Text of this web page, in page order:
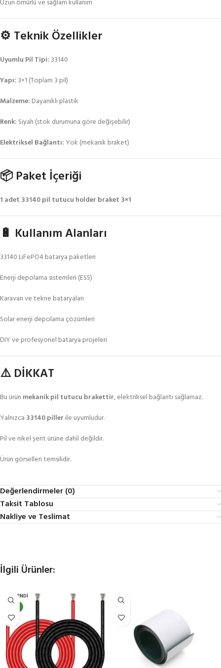
Uzun ömürlü ve sağlam kullanım
⚙️ Teknik Özellikler
Uyumlu Pil Tipi: 33140
Yapı: 3×1 (Toplam 3 pil)
Malzeme: Dayanıklı plastik
Renk: Siyah (stok durumuna göre değişebilir)
Elektriksel Bağlantı: Yok (mekanik braket)
📦 Paket İçeriği
1 adet 33140 pil tutucu holder braket 3×1
🔋 Kullanım Alanları
33140 LiFePO4 batarya paketleri
Enerji depolama sistemleri (ESS)
Karavan ve tekne bataryaları
Solar enerji depolama çözümleri
DIY ve profesyonel batarya projeleri
⚠️ DİKKAT
Bu ürün mekanik pil tutucu brakettir, elektriksel bağlantı sağlamaz.
Yalnızca 33140 piller ile uyumludur.
Pil ve nikel şerit ürüne dahil değildir.
Ürün görselleri temsilidir.
Değerlendirmeler (0)
Taksit Tablosu
Nakliye ve Teslimat
İlgili Ürünler:
TÜKENDI